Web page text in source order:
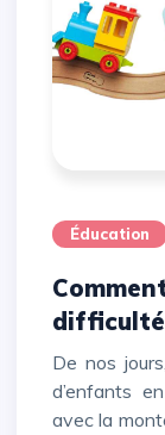
Éducation
Comment aider les enfants en
De nos jours, nous comptons de plus en plus
d’enfants
avec la